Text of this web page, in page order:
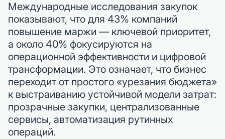
Международные исследования закупок
показывают, что для 43% компаний
повышение маржи — ключевой приоритет,
а около 40% фокусируются на
операционной эффективности и цифровой
трансформации. Это означает, что бизнес
переходит от простого «урезания бюджета»
к выстраиванию устойчивой модели затрат:
прозрачные закупки, централизованные
сервисы, автоматизация рутинных
операций.